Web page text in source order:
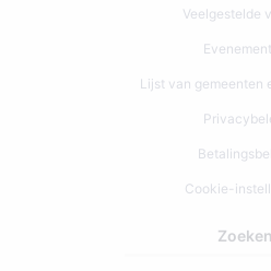
Veelgestelde
Lijst van gemeenten
Cookie-
Zoeken